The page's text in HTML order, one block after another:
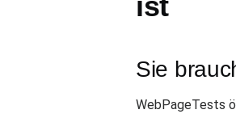
Sie
WebPageTests